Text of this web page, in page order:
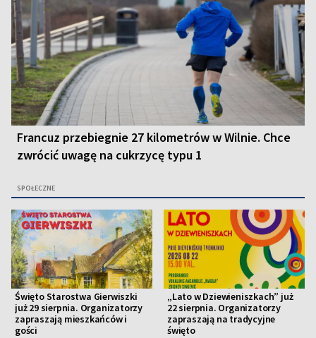
Francuz przebiegnie 27 kilometrów w Wilnie. Chce
zwrócić uwagę na cukrzycę typu 1
SPOŁECZNE
Święto Starostwa Gierwiszki
już 29 sierpnia. Organizatorzy
zapraszają mieszkańców i
gości
„Lato w Dziewieniszkach” już
22 sierpnia. Organizatorzy
zapraszają na tradycyjne
święto